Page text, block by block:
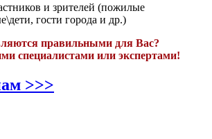
и зрителей (пожилые
гости города и др.)
правильными для Вас?
специалистами или экспертами!
>>>